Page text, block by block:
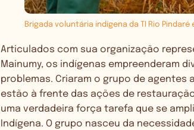
Brigada voluntária indígena da TI Rio
Articulados com sua organização
Mainumy, os indígenas empreenderam
problemas. Criaram o grupo de agentes
estão à frente das ações de
uma verdadeira força tarefa que se
Indígena. O grupo nasceu da